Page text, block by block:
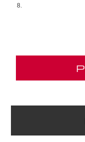
P